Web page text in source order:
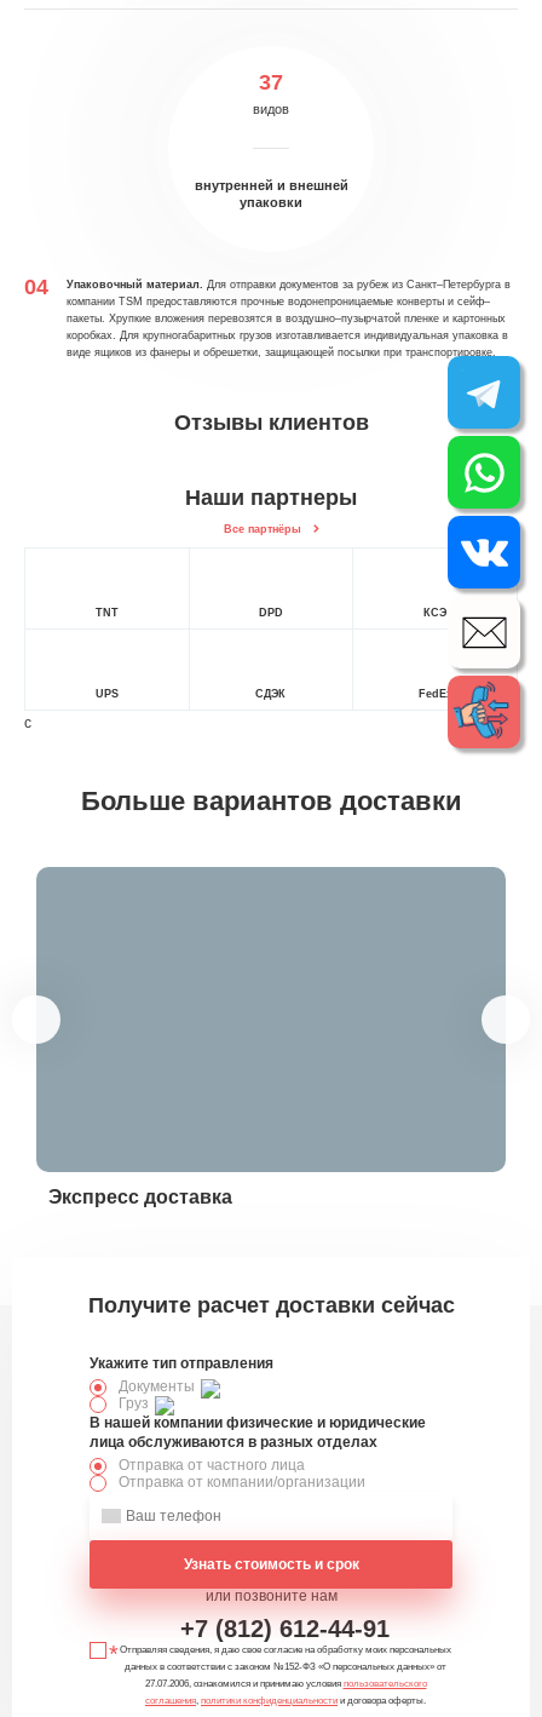
37
видов
внутренней и внешней
упаковки
Упаковочный материал.
Для отправки документов за рубеж из Санкт–Петербурга в
компании TSM предоставляются прочные водонепроницаемые конверты и сейф–
пакеты. Хрупкие вложения перевозятся в воздушно–пузырчатой пленке и картонных
коробках. Для крупногабаритных грузов изготавливается индивидуальная упаковка в
виде ящиков из фанеры и обрешетки, защищающей посылки при транспортировке.
Отзывы клиентов
Наши партнеры
Все партнёры
TNT DPD КСЭ
UPS СДЭК FedEx
с
Больше вариантов доставки
Экспресс доставка
Получите расчет доставки сейчас
Укажите тип отправления
Документы
Груз
В нашей компании физические и юридические
лица обслуживаются в разных отделах
Отправка от частного лица
Отправка от компании/организации
Узнать стоимость и срок
или позвоните нам
+7 (812) 612-44-91
Отправляя сведения, я даю свое согласие на обработку моих персональных
данных в соответствии с законом №152-ФЗ «О персональных данных» от
27.07.2006, ознакомился и принимаю условия пользовательского
соглашения, политики конфиденциальности и договора оферты.